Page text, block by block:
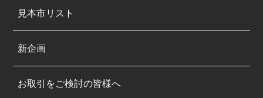
見本市リスト
新企画
お取引をご検討の皆様へ